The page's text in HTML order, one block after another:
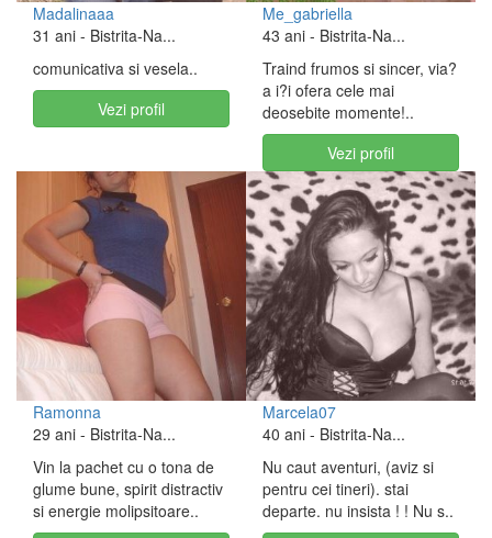
Madalinaaa
31 ani - Bistrita-Na...
comunicativa si vesela..
Vezi profil
Me_gabriella
43 ani - Bistrita-Na...
Traind frumos si sincer, via?
a i?i ofera cele mai
deosebite momente!..
Vezi profil
Ramonna
29 ani - Bistrita-Na...
Vin la pachet cu o tona de
glume bune, spirit distractiv
si energie molipsitoare..
Marcela07
40 ani - Bistrita-Na...
Nu caut aventuri, (aviz si
pentru cei tineri). stai
departe. nu insista ! ! Nu s..